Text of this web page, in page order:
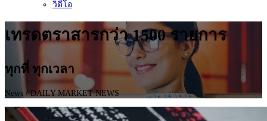
วิดีโอ
เทรดตราสารกว่า 1500 รายการ
ทุกที่ ทุกเวลา
News / DAILY MARKET NEWS